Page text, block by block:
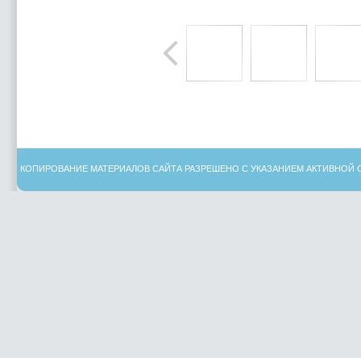
КОПИРОВАНИЕ МАТЕРИАЛОВ САЙТА РАЗРЕШЕНО С УКАЗАНИЕМ АКТИВНОЙ